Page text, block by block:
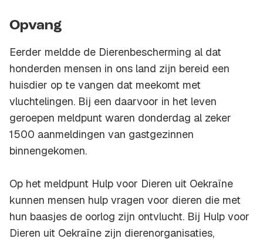
Opvang
Eerder meldde de Dierenbescherming al dat
honderden mensen in ons land zijn bereid een
huisdier op te vangen dat meekomt met
vluchtelingen. Bij een daarvoor in het leven
geroepen meldpunt waren donderdag al zeker
1500 aanmeldingen van gastgezinnen
binnengekomen.
Op het meldpunt Hulp voor Dieren uit Oekraïne
kunnen mensen hulp vragen voor dieren die met
hun baasjes de oorlog zijn ontvlucht. Bij Hulp voor
Dieren uit Oekraïne zijn dierenorganisaties,